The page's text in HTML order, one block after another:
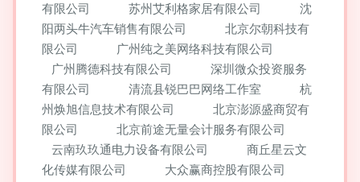
有限公司
苏州艾利格家居有限公司
沈
阳两头牛汽车销售有限公司
北京尔朝科技有
限公司
广州纯之美网络科技有限公司
广州腾德科技有限公司
深圳微众投资服务
有限公司
清流县锐巴巴网络工作室
杭
州焕旭信息技术有限公司
北京澎源盛商贸有
限公司
北京前途无量会计服务有限公司
云南玖玖通电力设备有限公司
商丘星云文
化传媒有限公司
大众赢商控股有限公司